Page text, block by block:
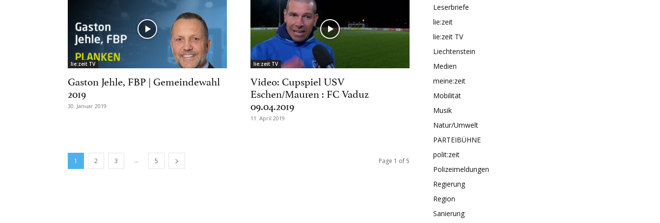
lie:zeit TV
Gaston Jehle, FBP | Gemeindewahl
2019
30. Januar 2019
lie:zeit TV
Video: Cupspiel USV
Eschen/Mauren : FC Vaduz
09.04.2019
11. April 2019
1 2 3 ... 5 Page 1 of 5
Leserbriefe
lie:zeit
lie:zeit TV
Liechtenstein
Medien
meine:zeit
Mobilität
Musik
Natur/Umwelt
PARTEIBÜHNE
polit:zeit
Polizeimeldungen
Regierung
Region
Sanierung